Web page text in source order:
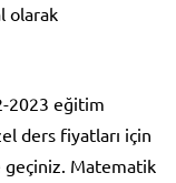
olarak
2023 eğitim
ders fiyatları için
geçiniz. Matematik